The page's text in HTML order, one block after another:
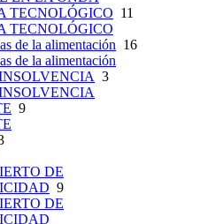
TECNOLÓGICO 11
TECNOLÓGICO
de la alimentación 16
de la alimentación
3
9
DE
9
DE